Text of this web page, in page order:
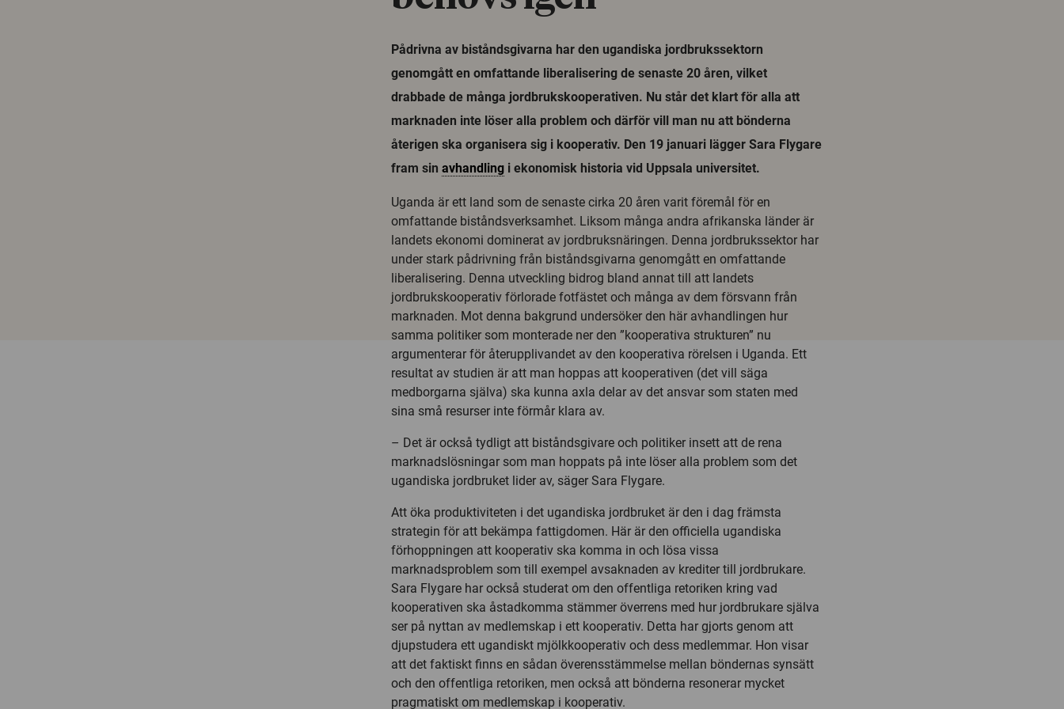
Pådrivna av biståndsgivarna har den ugandiska jordbrukssektorn
genomgått en omfattande liberalisering de senaste 20 åren, vilket
drabbade de många jordbrukskooperativen. Nu står det klart för alla att
marknaden inte löser alla problem och därför vill man nu att bönderna
återigen ska organisera sig i kooperativ. Den 19 januari lägger Sara Flygare
fram sin avhandling i ekonomisk historia vid Uppsala universitet.
Uganda är ett land som de senaste cirka 20 åren varit föremål för en
omfattande biståndsverksamhet. Liksom många andra afrikanska länder är
landets ekonomi dominerat av jordbruksnäringen. Denna jordbrukssektor har
under stark pådrivning från biståndsgivarna genomgått en omfattande
liberalisering. Denna utveckling bidrog bland annat till att landets
jordbrukskooperativ förlorade fotfästet och många av dem försvann från
marknaden. Mot denna bakgrund undersöker den här avhandlingen hur
samma politiker som monterade ner den ”kooperativa strukturen” nu
argumenterar för återupplivandet av den kooperativa rörelsen i Uganda. Ett
resultat av studien är att man hoppas att kooperativen (det vill säga
medborgarna själva) ska kunna axla delar av det ansvar som staten med
sina små resurser inte förmår klara av.
– Det är också tydligt att biståndsgivare och politiker insett att de rena
marknadslösningar som man hoppats på inte löser alla problem som det
ugandiska jordbruket lider av, säger Sara Flygare.
Att öka produktiviteten i det ugandiska jordbruket är den i dag främsta
strategin för att bekämpa fattigdomen. Här är den officiella ugandiska
förhoppningen att kooperativ ska komma in och lösa vissa
marknadsproblem som till exempel avsaknaden av krediter till jordbrukare.
Sara Flygare har också studerat om den offentliga retoriken kring vad
kooperativen ska åstadkomma stämmer överrens med hur jordbrukare själva
ser på nyttan av medlemskap i ett kooperativ. Detta har gjorts genom att
djupstudera ett ugandiskt mjölkkooperativ och dess medlemmar. Hon visar
att det faktiskt finns en sådan överensstämmelse mellan böndernas synsätt
och den offentliga retoriken, men också att bönderna resonerar mycket
pragmatiskt om medlemskap i kooperativ.